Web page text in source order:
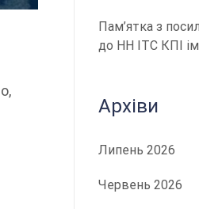
Пам’ятка з
до НН ІТС КПІ
Архіви
Липень 2026
Червень 2026